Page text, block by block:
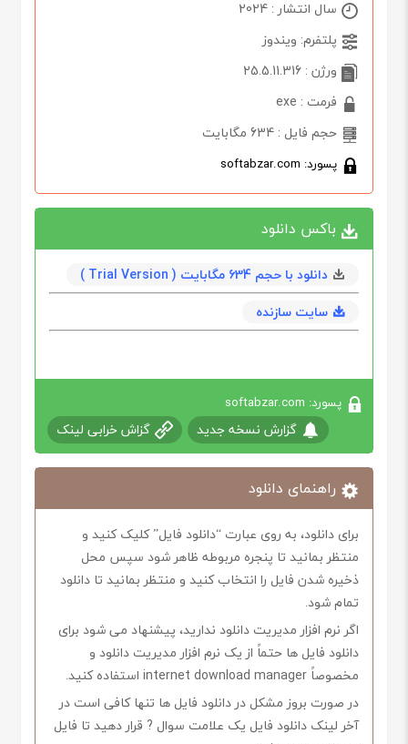
سال انتشار : 2024
پلتفرم: ویندوز
ورژن : 25.5.11.316
فرمت : exe
حجم فایل : 634 مگابایت
پسورد: softabzar.com
باکس دانلود
دانلود با حجم 634 مگابايت ( Trial Version )
سایت سازنده
پسورد: softabzar.com
گزارش نسخه جدید گزاش خرابی لینک
راهنمای دانلود
برای دانلود، به روی عبارت “دانلود فایل” کلیک کنید و
منتظر بمانید تا پنجره مربوطه ظاهر شود سپس محل
ذخیره شدن فایل را انتخاب کنید و منتظر بمانید تا دانلود
تمام شود.
اگر نرم افزار مدیریت دانلود ندارید، پیشنهاد می شود برای
دانلود فایل ها حتماً از یک نرم افزار مدیریت دانلود و
مخصوصاً internet download manager استفاده کنید.
در صورت بروز مشکل در دانلود فایل ها تنها کافی است در
آخر لینک دانلود فایل یک علامت سوال ? قرار دهید تا فایل